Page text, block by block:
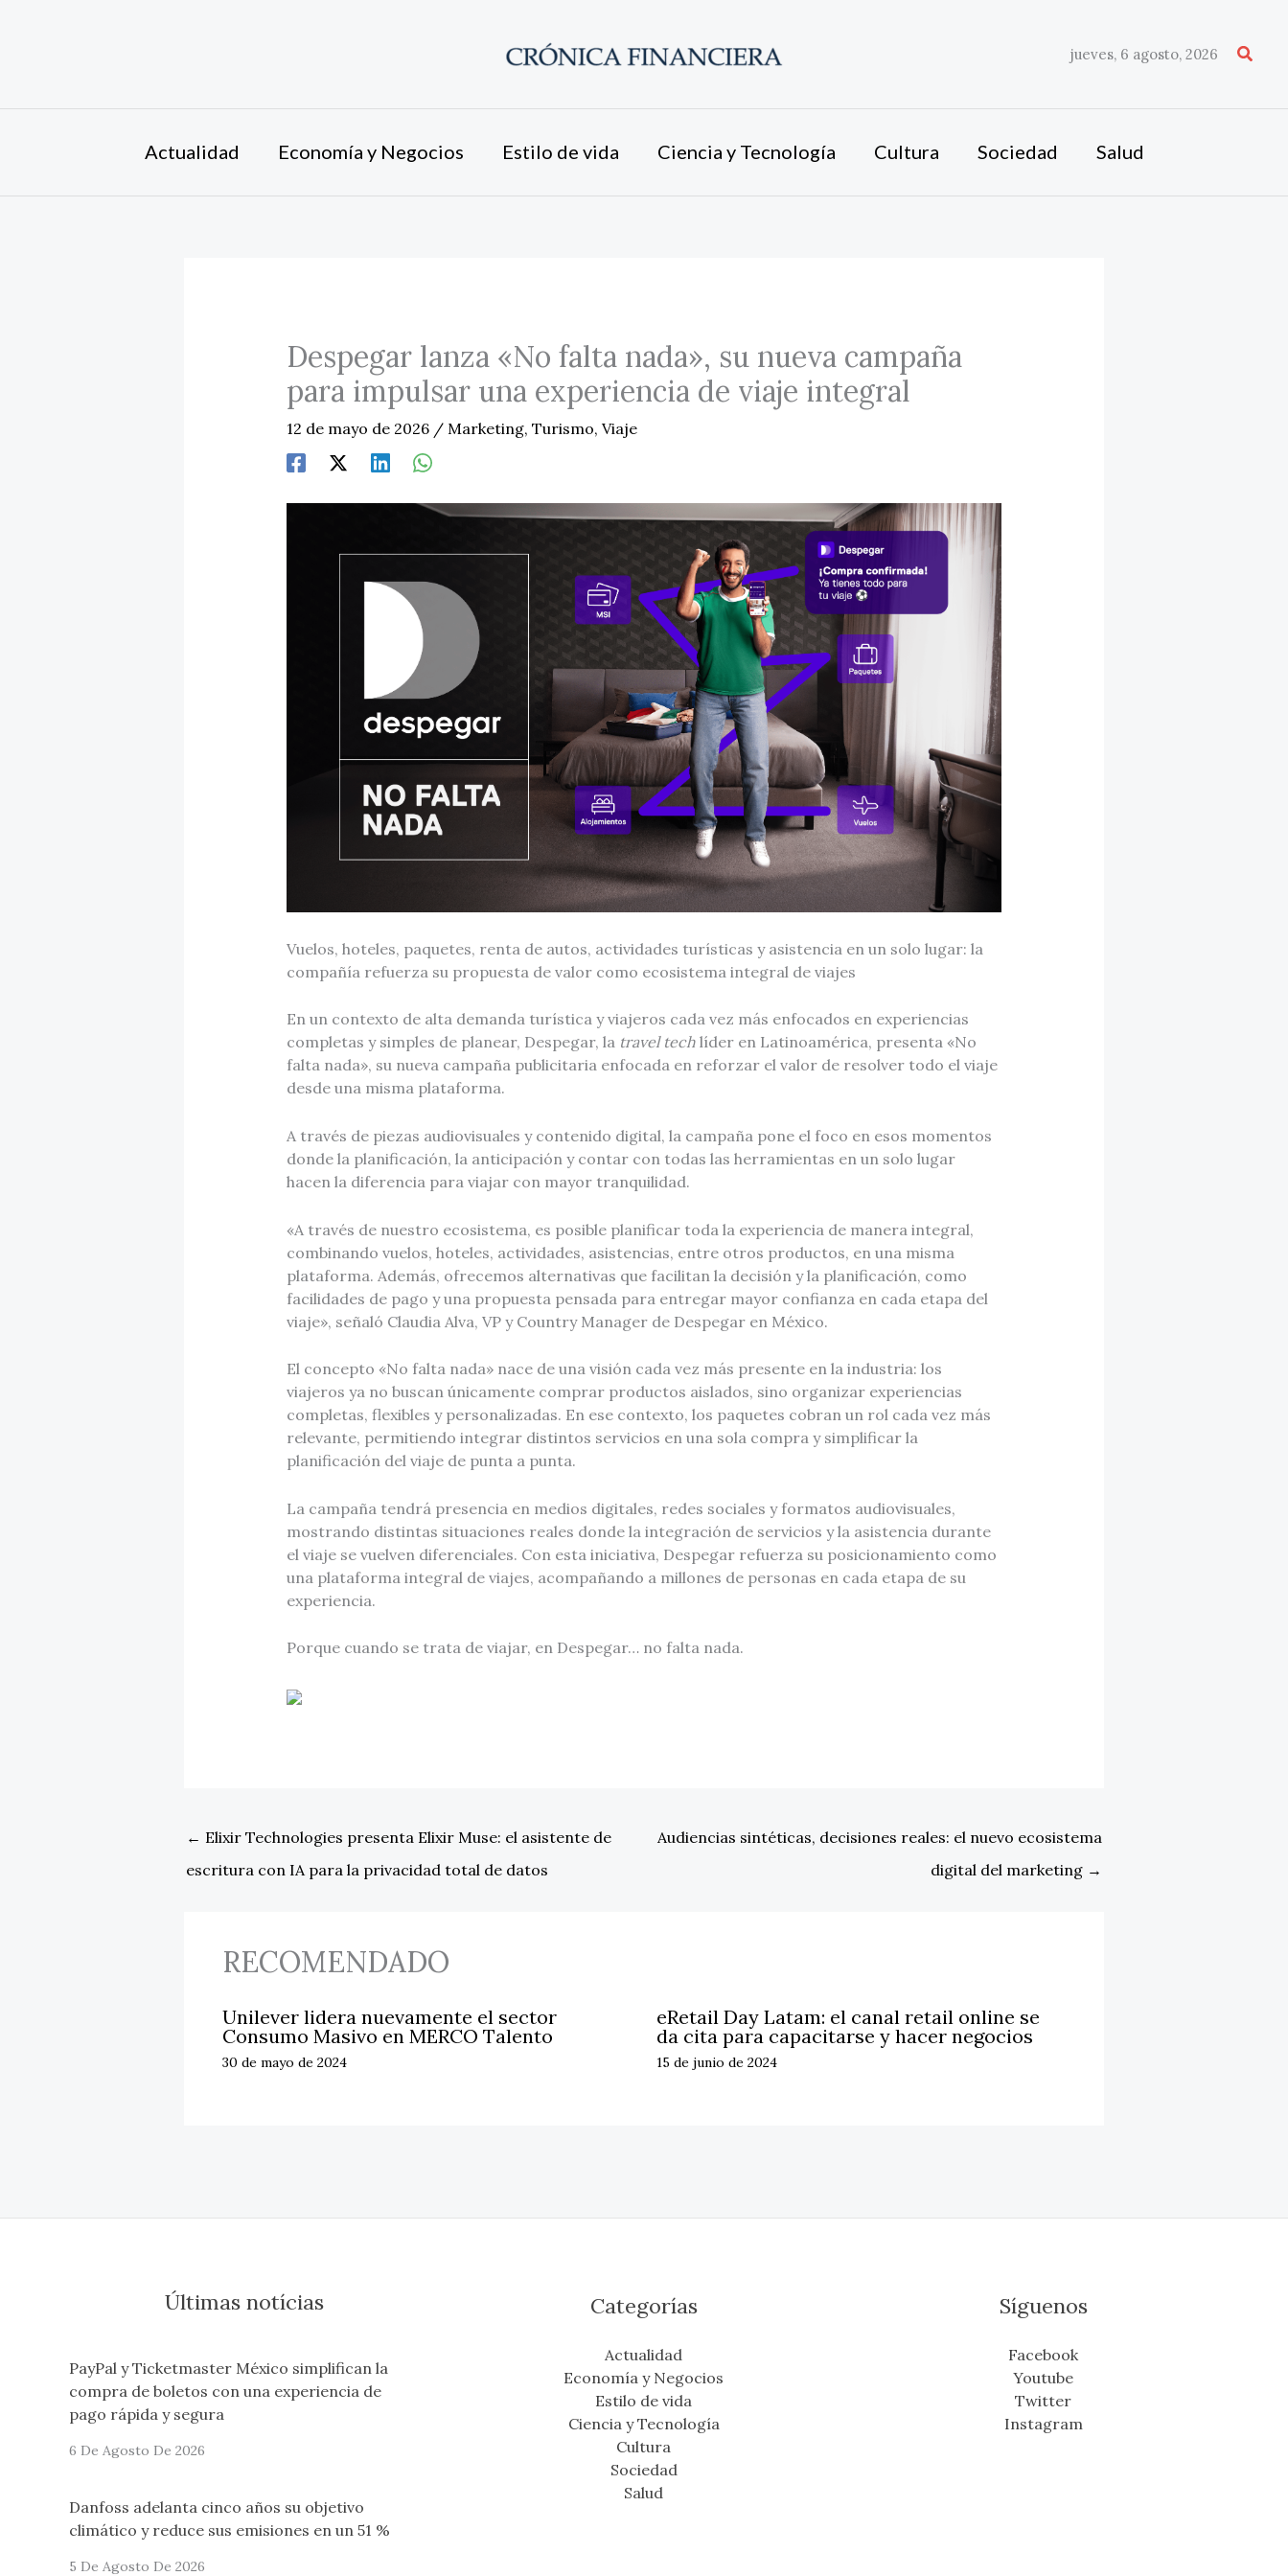
jueves, 6 agosto, 2026
Actualidad Economía y Negocios Estilo de vida Ciencia y Tecnología Cultura Sociedad Salud
Despegar lanza «No falta nada», su nueva campaña
para impulsar una experiencia de viaje integral
12 de mayo de 2026 / Marketing, Turismo, Viaje
Vuelos, hoteles, paquetes, renta de autos, actividades turísticas y asistencia en un solo lugar: la
compañía refuerza su propuesta de valor como ecosistema integral de viajes
En un contexto de alta demanda turística y viajeros cada vez más enfocados en experiencias
completas y simples de planear, Despegar, la travel techlíder en Latinoamérica, presenta «No
falta nada», su nueva campaña publicitaria enfocada en reforzar el valor de resolver todo el viaje
desde una misma plataforma.
A través de piezas audiovisuales y contenido digital, la campaña pone el foco en esos momentos
donde la planificación, la anticipación y contar con todas las herramientas en un solo lugar
hacen la diferencia para viajar con mayor tranquilidad.
«A través de nuestro ecosistema, es posible planificar toda la experiencia de manera integral,
combinando vuelos, hoteles, actividades, asistencias, entre otros productos, en una misma
plataforma. Además, ofrecemos alternativas que facilitan la decisión y la planificación, como
facilidades de pago y una propuesta pensada para entregar mayor confianza en cada etapa del
viaje», señaló Claudia Alva, VP y Country Manager de Despegar en México.
El concepto «No falta nada» nace de una visión cada vez más presente en la industria: los
viajeros ya no buscan únicamente comprar productos aislados, sino organizar experiencias
completas, flexibles y personalizadas. En ese contexto, los paquetes cobran un rol cada vez más
relevante, permitiendo integrar distintos servicios en una sola compra y simplificar la
planificación del viaje de punta a punta.
La campaña tendrá presencia en medios digitales, redes sociales y formatos audiovisuales,
mostrando distintas situaciones reales donde la integración de servicios y la asistencia durante
el viaje se vuelven diferenciales. Con esta iniciativa, Despegar refuerza su posicionamiento como
una plataforma integral de viajes, acompañando a millones de personas en cada etapa de su
experiencia.
Porque cuando se trata de viajar, en Despegar… no falta nada.
← Elixir Technologies presenta Elixir Muse: el asistente de
escritura con IA para la privacidad total de datos
Audiencias sintéticas, decisiones reales: el nuevo ecosistema
digital del marketing →
RECOMENDADO
Unilever lidera nuevamente el sector
Consumo Masivo en MERCO Talento
30 de mayo de 2024
eRetail Day Latam: el canal retail online se
da cita para capacitarse y hacer negocios
15 de junio de 2024
Últimas notícias
PayPal y Ticketmaster México simplifican la
compra de boletos con una experiencia de
pago rápida y segura
6 De Agosto De 2026
Danfoss adelanta cinco años su objetivo
climático y reduce sus emisiones en un 51 %
5 De Agosto De 2026
Categorías
Actualidad
Economía y Negocios
Estilo de vida
Ciencia y Tecnología
Cultura
Sociedad
Salud
Síguenos
Facebook
Youtube
Twitter
Instagram